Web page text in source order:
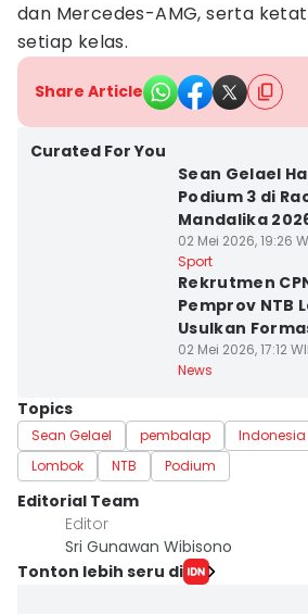
dan Mercedes-AMG, serta
setiap kelas.
Share Article
Curated For You
Sean Gelael
Podium 3 di
Mandalika
02 Mei 2026, 19:26
Sport
Rekrutmen
Pemprov NTB
Usulkan
02 Mei 2026, 17:12
News
Topics
Sean Gelael pembalap Indonesia
Lombok
NTB Podium
Editorial Team
Editor
Sri Gunawan Wibisono
Tonton lebih seru di